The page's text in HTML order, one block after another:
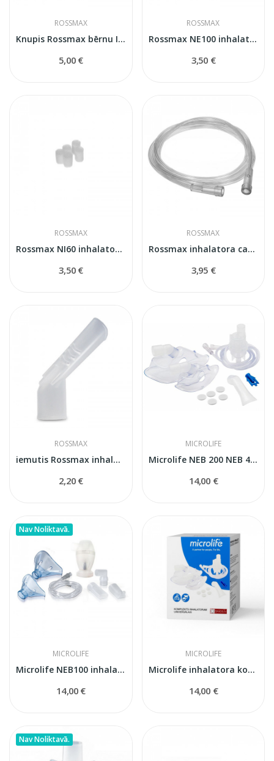
ROSSMAX
Knupis Rossmax bērnu Inhalatoriem
5,00 €
ROSSMAX
Rossmax NE100 inhalatora filtri
3,50 €
ROSSMAX
Rossmax NI60 inhalatora filtri
3,50 €
ROSSMAX
Rossmax inhalatora caurule
3,95 €
ROSSMAX
iemutis Rossmax inhalatoriem
2,20 €
MICROLIFE
Microlife NEB 200 NEB 400 inhalatora komplekts
14,00 €
Nav Noliktavā.
MICROLIFE
Microlife NEB100 inhalatora komplekts
14,00 €
MICROLIFE
Microlife inhalatora komplekts universālais
14,00 €
Nav Noliktavā.